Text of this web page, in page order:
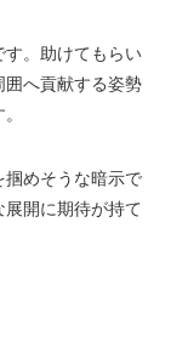
。助けてもらい
囲へ貢献する姿勢
掴めそうな暗示で
開に期待が持て